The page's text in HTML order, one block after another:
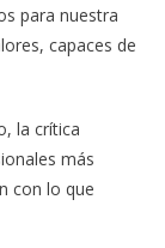
para nuestra
capaces de
la crítica
más
con lo que